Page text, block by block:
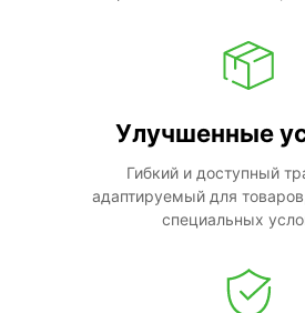
Улучшенные
Гибкий и доступный
адаптируемый для
специальных